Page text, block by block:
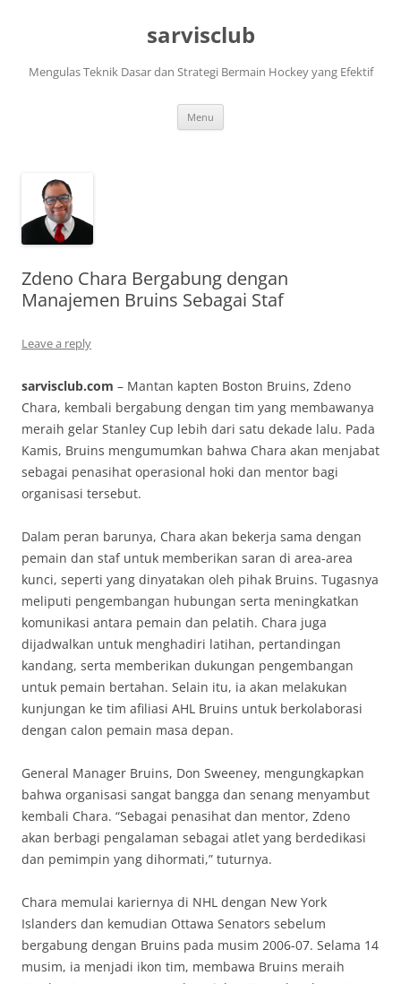
sarvisclub
Mengulas Teknik Dasar dan Strategi Bermain Hockey yang Efektif
Menu
Zdeno Chara Bergabung dengan
Manajemen Bruins Sebagai Staf
Leave a reply
sarvisclub.com – Mantan kapten Boston Bruins, Zdeno
Chara, kembali bergabung dengan tim yang membawanya
meraih gelar Stanley Cup lebih dari satu dekade lalu. Pada
Kamis, Bruins mengumumkan bahwa Chara akan menjabat
sebagai penasihat operasional hoki dan mentor bagi
organisasi tersebut.
Dalam peran barunya, Chara akan bekerja sama dengan
pemain dan staf untuk memberikan saran di area-area
kunci, seperti yang dinyatakan oleh pihak Bruins. Tugasnya
meliputi pengembangan hubungan serta meningkatkan
komunikasi antara pemain dan pelatih. Chara juga
dijadwalkan untuk menghadiri latihan, pertandingan
kandang, serta memberikan dukungan pengembangan
untuk pemain bertahan. Selain itu, ia akan melakukan
kunjungan ke tim afiliasi AHL Bruins untuk berkolaborasi
dengan calon pemain masa depan.
General Manager Bruins, Don Sweeney, mengungkapkan
bahwa organisasi sangat bangga dan senang menyambut
kembali Chara. “Sebagai penasihat dan mentor, Zdeno
akan berbagi pengalaman sebagai atlet yang berdedikasi
dan pemimpin yang dihormati,” tuturnya.
Chara memulai kariernya di NHL dengan New York
Islanders dan kemudian Ottawa Senators sebelum
bergabung dengan Bruins pada musim 2006-07. Selama 14
musim, ia menjadi ikon tim, membawa Bruins meraih